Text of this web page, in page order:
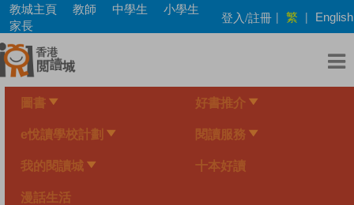
Skip
main
content
教城主頁 教師 中學生
小學生
家長
登入/註冊 | 繁 | English
圖書 好書推介
e悅讀學校計劃 閱讀服務
我的閱讀城 十本好讀
漫話生活